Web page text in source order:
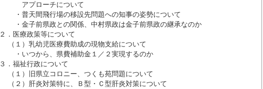
アプローチについて
・普天間飛行場の移設先問題への知事の姿勢について
・金子前県政との関係、中村県政は金子前県政の継承なのか
２．医療政策等について
（１）乳幼児医療費助成の現物支給について
・いつから、県費補助金１／２実現するのか
３．福祉行政について
（１）旧県立コロニー、つくも苑問題について
（２）肝炎対策特に、Ｂ型・Ｃ型肝炎対策について